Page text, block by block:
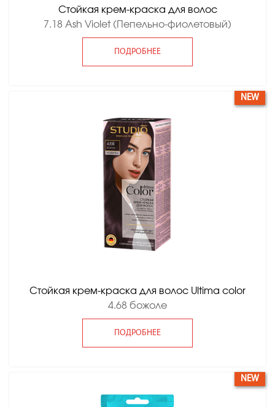
Стойкая крем-краска для волос
7.18 Ash Violet (Пепельно-фиолетовый)
ПОДРОБНЕЕ
Стойкая крем-краска для волос Ultima color
4.68 божоле
ПОДРОБНЕЕ
NEW
NEW